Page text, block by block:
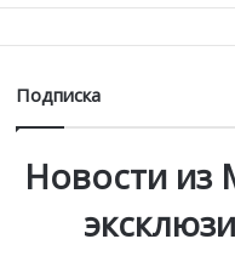
Подписка
Новости из